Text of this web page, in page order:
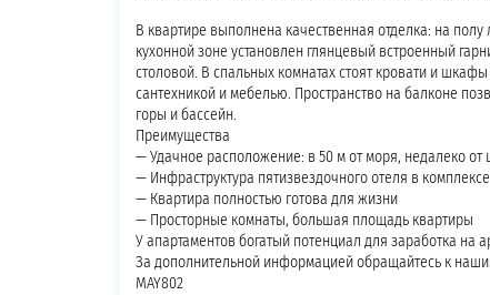
В квартире выполнена качественная отделка: на
кухонной зоне установлен глянцевый встроенный
столовой. В спальных комнатах стоят кровати и
сантехникой и мебелью. Пространство на балконе
горы и бассейн.
Преимущества
— Удачное расположение: в 50 м от моря, недалеко от
— Инфраструктура пятизвездочного отеля в комплексе
— Квартира полностью готова для жизни
— Просторные комнаты, большая площадь квартиры
У апартаментов богатый потенциал для заработка на
За дополнительной информацией обращайтесь к
MAY802